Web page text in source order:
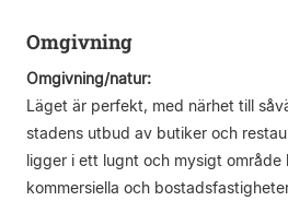
Omgivning
Omgivning/natur:
Läget är perfekt, med närhet till
stadens utbud av butiker och
ligger i ett lugnt och mysigt
kommersiella och